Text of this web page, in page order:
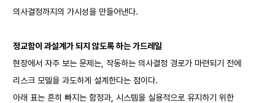
의사결정까지의 가시성을 만들어낸다.
정교함이 과설계가 되지 않도록 하는 가드레일
현장에서 자주 보는 문제는, 작동하는 의사결정 경로가 마련되기 전에
리스크 모델을 과도하게 설계한다는 점이다.
아래 표는 흔히 빠지는 함정과, 시스템을 실용적으로 유지하기 위한